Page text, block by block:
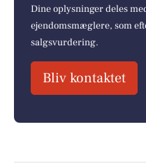
Dine oplysninger deles
ejendomsmæglere, som
salgsvurdering.
Bliv kontaktet